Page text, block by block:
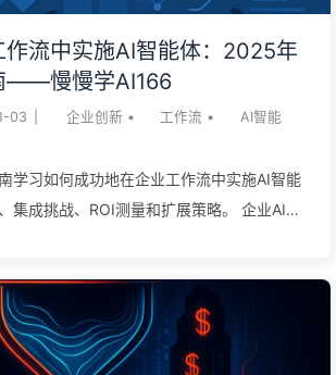
够深入理解你的查询意图，从海量信息中提
洁明了的总结形式呈现，同时提供详细的引
检索不再是简单的关键词匹配，而是深度理
作流中实施AI智能体：2025年
——慢慢学AI166
03 企业创新 • 工作流 •
AI智能
学习如何成功地在企业工作流中实施AI智能
集成挑战、ROI测量和扩展策略。 企业AI采
实际现实中仍然挣扎。成功的AI智能体实施
异往往归结为拥有一个结构化的、有条理的
求又解决业务目标。 实施挑战是重大的：虽